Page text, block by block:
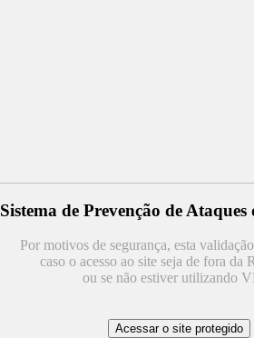
Sistema de Prevenção de
Por motivos de segurança, esta
caso o acesso ao site seja de fora da
ou se não estiver utilizando